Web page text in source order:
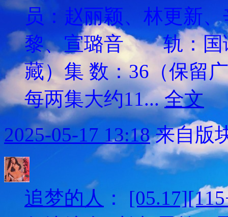
员：赵丽颖、林更新
黎、宣璐音 轨：国
藏）集 数：36（保留
每两集大约11...全文
2025-05-17 13:18来自版
追梦的人 ：